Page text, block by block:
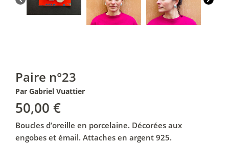
Paire n°23
Par Gabriel Vuattier
50,00 €
Boucles d’oreille en porcelaine. Décorées aux
engobes et émail. Attaches en argent 925.